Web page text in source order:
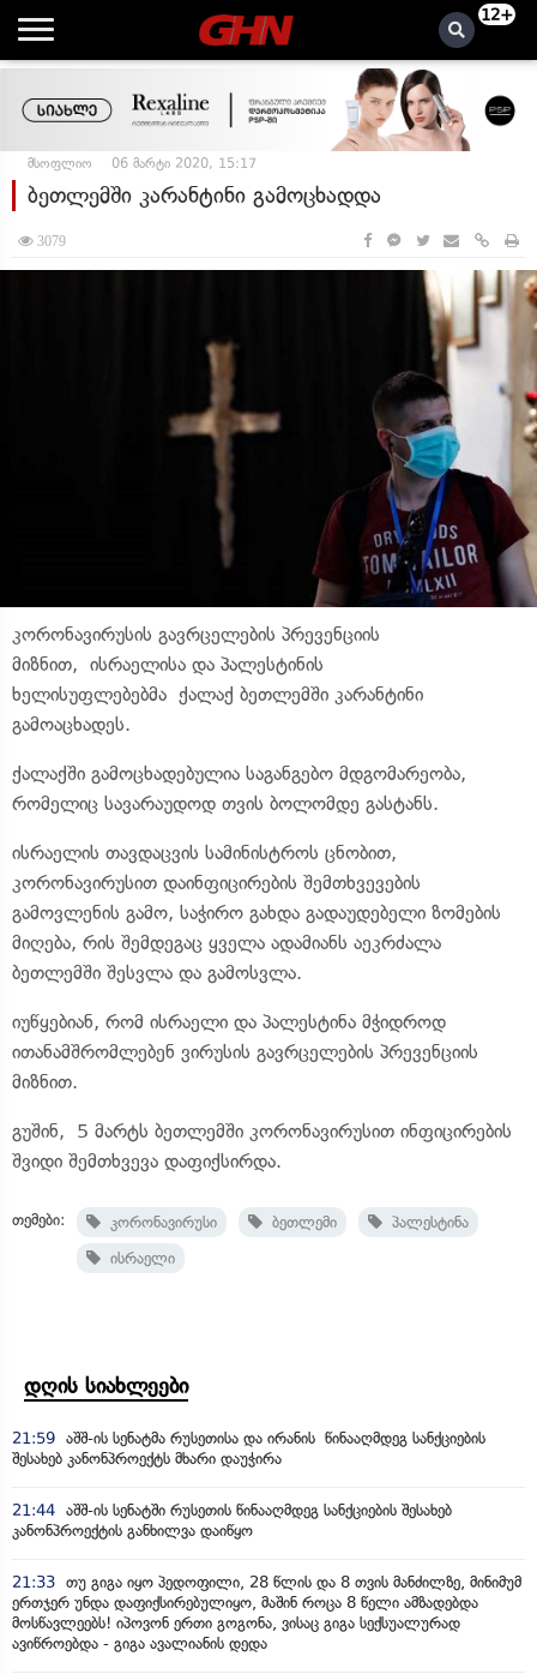
12+
მსოფლიო 06 მარტი 2020, 15:17
ბეთლემში კარანტინი გამოცხადდა
3079
კორონავირუსის გავრცელების პრევენციის
მიზნით, ისრაელისა და პალესტინის
ხელისუფლებებმა ქალაქ ბეთლემში კარანტინი
გამოაცხადეს.
ქალაქში გამოცხადებულია საგანგებო მდგომარეობა,
რომელიც სავარაუდოდ თვის ბოლომდე გასტანს.
ისრაელის თავდაცვის სამინისტროს ცნობით,
კორონავირუსით დაინფიცირების შემთხვევების
გამოვლენის გამო, საჭირო გახდა გადაუდებელი ზომების
მიღება, რის შემდეგაც ყველა ადამიანს აეკრძალა
ბეთლემში შესვლა და გამოსვლა.
იუწყებიან, რომ ისრაელი და პალესტინა მჭიდროდ
ითანამშრომლებენ ვირუსის გავრცელების პრევენციის
მიზნით.
გუშინ, 5 მარტს ბეთლემში კორონავირუსით ინფიცირების
შვიდი შემთხვევა დაფიქსირდა.
თემები: კორონავირუსი ბეთლემი
პალესტინა
ისრაელი
დღის სიახლეები
21:59 აშშ-ის სენატმა რუსეთისა და ირანის წინააღმდეგ სანქციების
შესახებ კანონპროექტს მხარი დაუჭირა
21:44 აშშ-ის სენატში რუსეთის წინააღმდეგ სანქციების შესახებ
კანონპროექტის განხილვა დაიწყო
21:33 თუ გიგა იყო პედოფილი, 28 წლის და 8 თვის მანძილზე, მინიმუმ
ერთჯერ უნდა დაფიქსირებულიყო, მაშინ როცა 8 წელი ამზადებდა
მოსწავლეებს! იპოვონ ერთი გოგონა, ვისაც გიგა სექსუალურად
ავიწროებდა - გიგა ავალიანის დედა